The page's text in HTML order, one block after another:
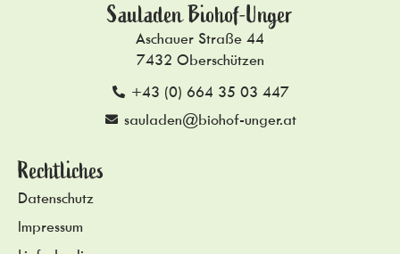
Sauladen Biohof-Unger
Aschauer Straße 44
7432 Oberschützen
+43 (0) 664 35 03 447
sauladen@biohof-unger.at
Rechtliches
Datenschutz
Impressum